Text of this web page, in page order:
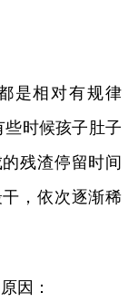
是相对有规律
些时候孩子肚子
残渣停留时间
，依次逐渐稀
因：